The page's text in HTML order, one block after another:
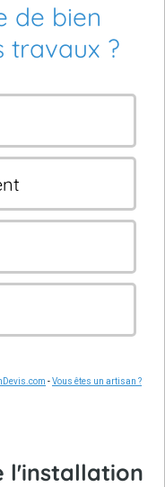
de bien
travaux ?
-Vous êtes un artisan ?
l'installation